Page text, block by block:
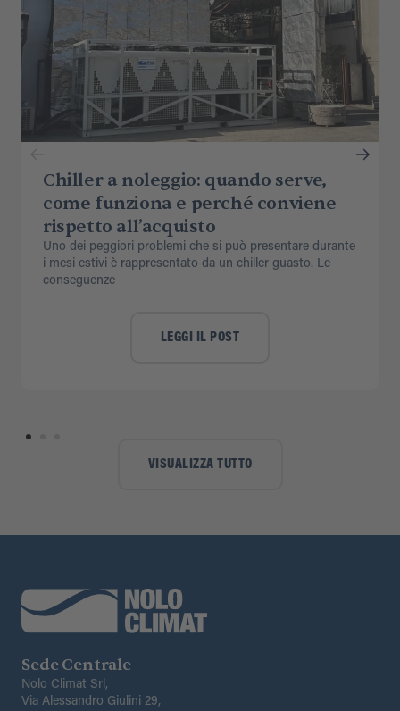
Chiller a noleggio: quando serve,
come funziona e perché conviene
rispetto all’acquisto
Uno dei peggiori problemi che si può presentare durante
i mesi estivi è rappresentato da un chiller guasto. Le
conseguenze
LEGGI IL POST
VISUALIZZA TUTTO
Sede Centrale
Nolo Climat Srl,
Via Alessandro Giulini 29,